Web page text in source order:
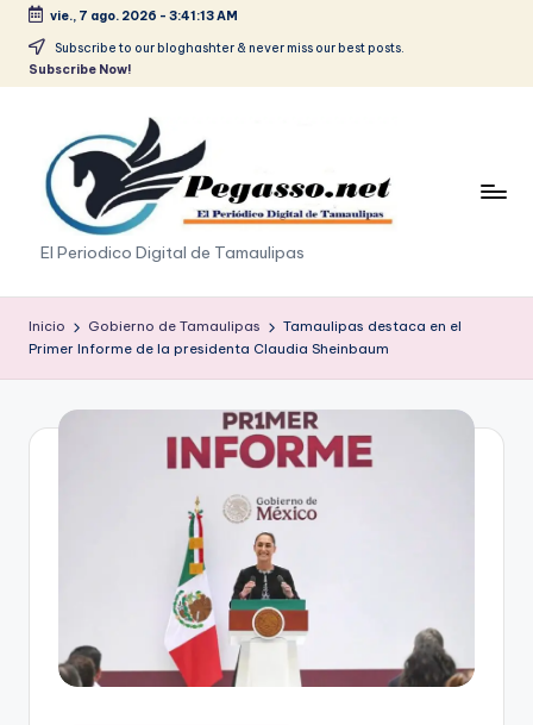
Saltar
vie., 7 ago. 2026 - 3:41:13 AM
Subscribe to our bloghashter & never miss our best posts.
Subscribe Now!
p
e
g
a
El Periodico Digital de Tamaulipas
Inicio Gobierno de Tamaulipas
Tamaulipas destaca en el
Primer Informe de la presidenta Claudia Sheinbaum